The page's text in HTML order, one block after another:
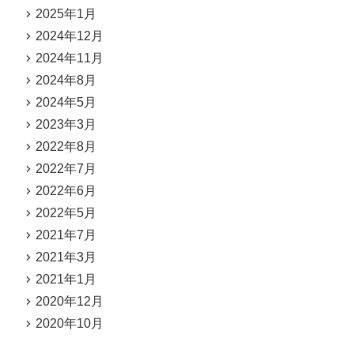
2025年1月
2024年12月
2024年11月
2024年8月
2024年5月
2023年3月
2022年8月
2022年7月
2022年6月
2022年5月
2021年7月
2021年3月
2021年1月
2020年12月
2020年10月